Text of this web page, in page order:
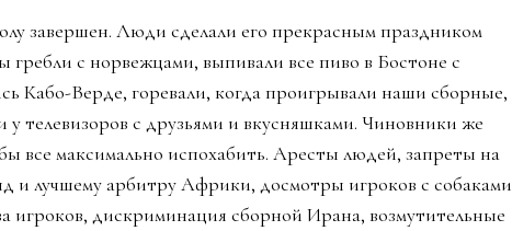
завершен. Люди сделали его прекрасным праздником
гребли с норвежцами, выпивали все пиво в Бостоне с
Кабо-Верде, горевали, когда проигрывали наши сборные,
у телевизоров с друзьями и вкусняшками. Чиновники же
все максимально испохабить. Аресты людей, запреты на
и лучшему арбитру Африки, досмотры игроков с собаками
дискриминация сборной Ирана, возмутительные